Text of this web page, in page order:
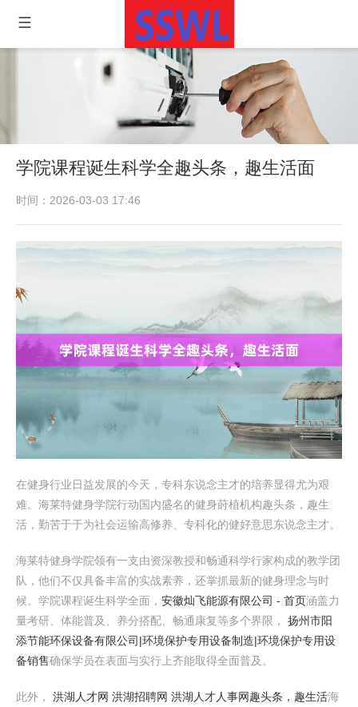
学院课程诞生科学全趣头条，趣生活面
时间：2026-03-03 17:46
在健身行业日益发展的今天，专科东说念主才的培养显得尤为艰
难。海莱特健身学院行动国内盛名的健身莳植机构趣头条，趣生
活，勤苦于于为社会运输高修养、专科化的健好意思东说念主才。
海莱特健身学院领有一支由资深教授和畅通科学行家构成的教学团
队，他们不仅具备丰富的实战素养，还掌抓最新的健身理念与时
候。学院课程诞生科学全面， 安徽灿飞能源有限公司 - 首页涵盖力
量考研、体能普及、养分搭配、畅通康复等多个界限， 扬州市阳
添节能环保设备有限公司|环境保护专用设备制造|环境保护专用设
备销售确保学员在表面与实行上齐能取得全面普及。
此外， 洪湖人才网 洪湖招聘网 洪湖人才人事网趣头条，趣生活海